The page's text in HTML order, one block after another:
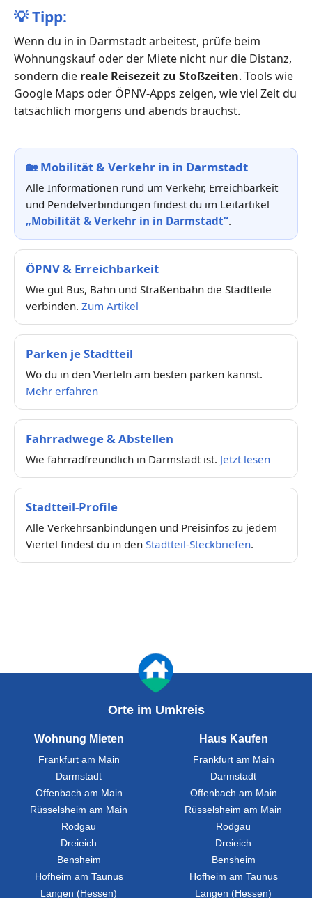
💡Tipp:
Wenn du in in Darmstadt arbeitest, prüfe beim
Wohnungskauf oder der Miete nicht nur die Distanz,
sondern die reale Reisezeit zu Stoßzeiten. Tools wie
Google Maps oder ÖPNV-Apps zeigen, wie viel Zeit du
tatsächlich morgens und abends brauchst.
🏡Mobilität & Verkehr in in Darmstadt
Alle Informationen rund um Verkehr, Erreichbarkeit
und Pendelverbindungen findest du im Leitartikel
„Mobilität & Verkehr in in Darmstadt“.
ÖPNV & Erreichbarkeit
Wie gut Bus, Bahn und Straßenbahn die Stadtteile
verbinden. Zum Artikel
Parken je Stadtteil
Wo du in den Vierteln am besten parken kannst.
Mehr erfahren
Fahrradwege & Abstellen
Wie fahrradfreundlich in Darmstadt ist. Jetzt lesen
Stadtteil-Profile
Alle Verkehrsanbindungen und Preisinfos zu jedem
Viertel findest du in den Stadtteil-Steckbriefen.
Orte im Umkreis
Wohnung Mieten
Frankfurt am Main
Darmstadt
Offenbach am Main
Rüsselsheim am Main
Rodgau
Dreieich
Bensheim
Hofheim am Taunus
Langen (Hessen)
Haus Kaufen
Frankfurt am Main
Darmstadt
Offenbach am Main
Rüsselsheim am Main
Rodgau
Dreieich
Bensheim
Hofheim am Taunus
Langen (Hessen)